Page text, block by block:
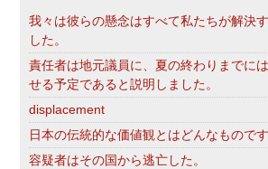
我々は彼らの懸念はすべて私たちが解決
した。
責任者は地元議員に、夏の終わりまでに
せる予定であると説明しました。
displacement
日本の伝統的な価値観とはどんなもので
容疑者はその国から逃亡した。